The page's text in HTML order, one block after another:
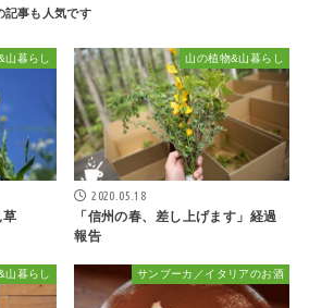
暮らし
草
山の植物&山暮らし
2020.05.18
「信州の春、差し上げます」経過
報告
山暮らし サンブーカ／イタリアのお酒